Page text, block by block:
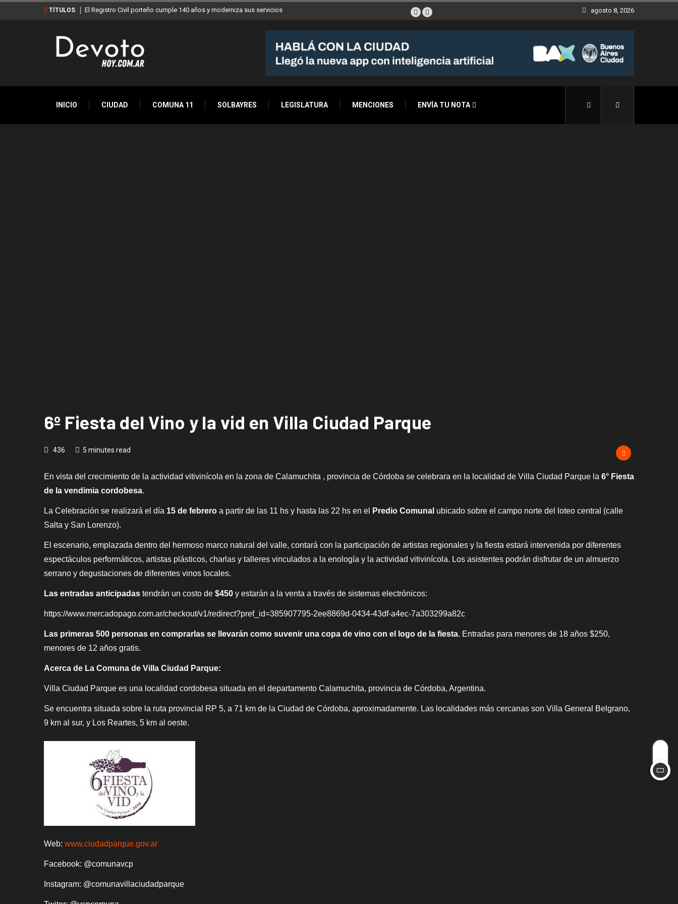
TÍTULOS El Registro Civil porteño cumple 140 años y moderniza sus servicios agosto 8, 2026
INICIO CIUDAD COMUNA 11 SOLBAYRES LEGISLATURA MENCIONES ENVÍA TU NOTA
6º Fiesta del Vino y la vid en Villa Ciudad Parque
436 5 minutes read
En vista del crecimiento de la actividad vitivinícola en la zona de Calamuchita , provincia de Córdoba se celebrara en la localidad de Villa Ciudad Parque la 6° Fiesta
de la vendimia cordobesa.
La Celebración se realizará el día 15 de febrero a partir de las 11 hs y hasta las 22 hs en el Predio Comunal ubicado sobre el campo norte del loteo central (calle
Salta y San Lorenzo).
El escenario, emplazada dentro del hermoso marco natural del valle, contará con la participación de artistas regionales y la fiesta estará intervenida por diferentes
espectáculos performáticos, artistas plásticos, charlas y talleres vinculados a la enología y la actividad vitivinícola. Los asistentes podrán disfrutar de un almuerzo
serrano y degustaciones de diferentes vinos locales.
Las entradas anticipadas tendrán un costo de $450 y estarán a la venta a través de sistemas electrónicos:
https://www.mercadopago.com.ar/checkout/v1/redirect?pref_id=385907795-2ee8869d-0434-43df-a4ec-7a303299a82c
Las primeras 500 personas en comprarlas se llevarán como suvenir una copa de vino con el logo de la fiesta. Entradas para menores de 18 años $250,
menores de 12 años gratis.
Acerca de La Comuna de Villa Ciudad Parque:
Villa Ciudad Parque es una localidad cordobesa situada en el departamento Calamuchita, provincia de Córdoba, Argentina.
Se encuentra situada sobre la ruta provincial RP 5, a 71 km de la Ciudad de Córdoba, aproximadamente. Las localidades más cercanas son Villa General Belgrano,
9 km al sur, y Los Reartes, 5 km al oeste.
Web: www.ciudadparque.gov.ar
Facebook: @comunavcp
Instagram: @comunavillaciudadparque